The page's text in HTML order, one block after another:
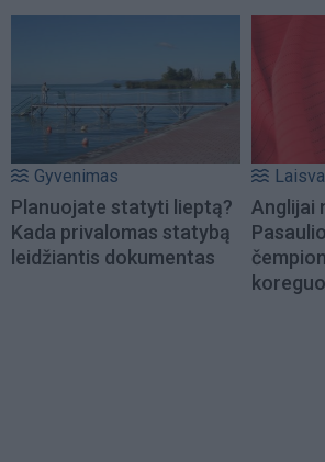
Gyvenimas
Planuojate statyti lieptą?
Kada privalomas statybą
leidžiantis dokumentas
Anglijai